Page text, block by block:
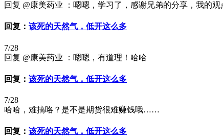
回复 @康美药业 ：嗯嗯，学习了，感谢兄弟的分享，我的
回复： 该死的天然气，低开这么多
7/28
回复 @康美药业 ：嗯嗯，有道理！哈哈
回复： 该死的天然气，低开这么多
7/28
哈哈，难搞咯？是不是期货很难赚钱哦……
回复： 该死的天然气，低开这么多